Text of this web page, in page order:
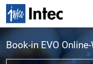
Book-in EVO